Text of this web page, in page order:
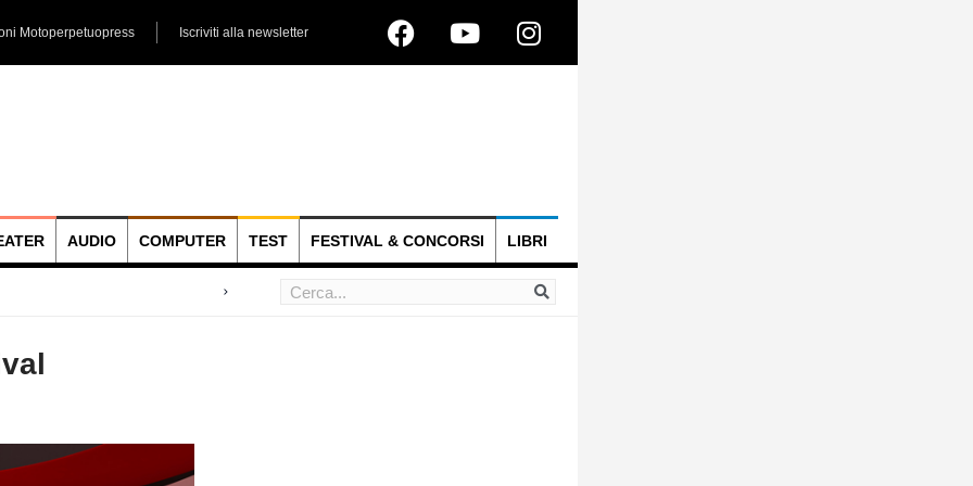
Motoperpetuopress Iscriviti alla newsletter
AUDIO COMPUTER TEST FESTIVAL & CONCORSI LIBRI